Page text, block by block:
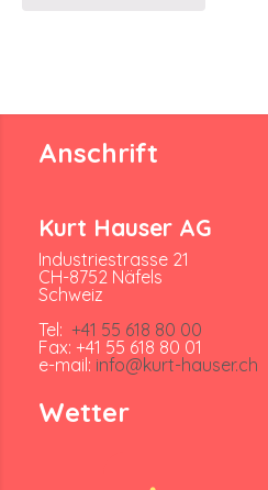
Anschrift
Kurt Hauser AG
Industriestrasse 21
CH-8752 Näfels
Schweiz
Tel: +41 55 618 80 00
Fax: +41 55 618 80 01
e-mail: info@kurt-hauser.ch
Wetter